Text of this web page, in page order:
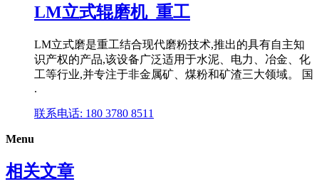
LM立式辊磨机_重工
LM立式磨是重工结合现代磨粉技术,推出的具有自主知
识产权的产品,该设备广泛适用于水泥、电力、冶金、化
工等行业,并专注于非金属矿、煤粉和矿渣三大领域。 国
.
联系电话: 180 3780 8511
Menu
相关文章